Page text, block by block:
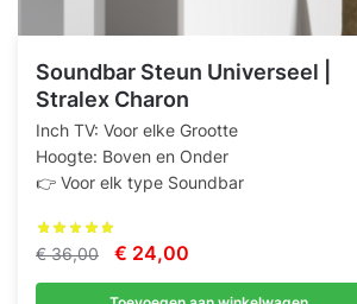
Soundbar Steun Universeel |
Stralex Charon
Inch TV: Voor elke Grootte
Hoogte: Boven en Onder
👉 Voor elk type Soundbar
€36,00
Oorspronkelijke
prijs
€ 24,00
prijs